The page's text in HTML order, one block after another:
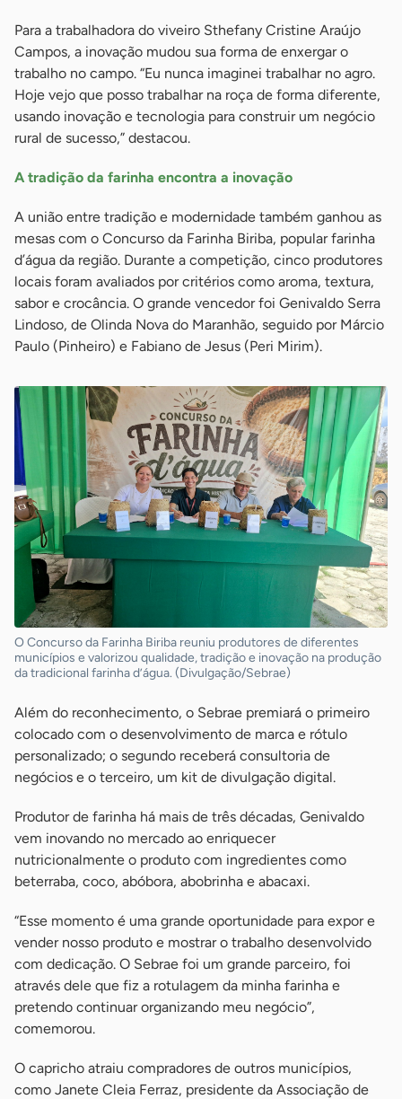
Para a trabalhadora do viveiro Sthefany Cristine Araújo
Campos, a inovação mudou sua forma de enxergar o
trabalho no campo. “Eu nunca imaginei trabalhar no agro.
Hoje vejo que posso trabalhar na roça de forma diferente,
usando inovação e tecnologia para construir um negócio
rural de sucesso,” destacou.
A tradição da farinha encontra a inovação
A união entre tradição e modernidade também ganhou as
mesas com o Concurso da Farinha Biriba, popular farinha
d’água da região. Durante a competição, cinco produtores
locais foram avaliados por critérios como aroma, textura,
sabor e crocância. O grande vencedor foi Genivaldo Serra
Lindoso, de Olinda Nova do Maranhão, seguido por Márcio
Paulo (Pinheiro) e Fabiano de Jesus (Peri Mirim).
O Concurso da Farinha Biriba reuniu produtores de diferentes
municípios e valorizou qualidade, tradição e inovação na produção
da tradicional farinha d’água. (Divulgação/Sebrae)
Além do reconhecimento, o Sebrae premiará o primeiro
colocado com o desenvolvimento de marca e rótulo
personalizado; o segundo receberá consultoria de
negócios e o terceiro, um kit de divulgação digital.
Produtor de farinha há mais de três décadas, Genivaldo
vem inovando no mercado ao enriquecer
nutricionalmente o produto com ingredientes como
beterraba, coco, abóbora, abobrinha e abacaxi.
“Esse momento é uma grande oportunidade para expor e
vender nosso produto e mostrar o trabalho desenvolvido
com dedicação. O Sebrae foi um grande parceiro, foi
através dele que fiz a rotulagem da minha farinha e
pretendo continuar organizando meu negócio”,
comemorou.
O capricho atraiu compradores de outros municípios,
como Janete Cleia Ferraz, presidente da Associação de